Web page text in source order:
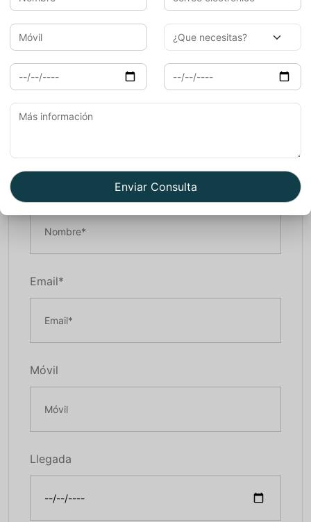
India o hacer vuestra viaje con una agencia local,
Porfavor envianos un email. Nosotros estamos
trabajando desde 2006 con Españoles. Esperamos verte
pronto en nuestra pais.
Email*
Móvil
Llegada